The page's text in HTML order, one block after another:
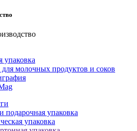
упаковка
для молочных продуктов и соков
подарочная упаковка
упаковка